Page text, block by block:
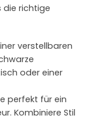
die richtige
verstellbaren
oder einer
perfekt für ein
Kombiniere Stil